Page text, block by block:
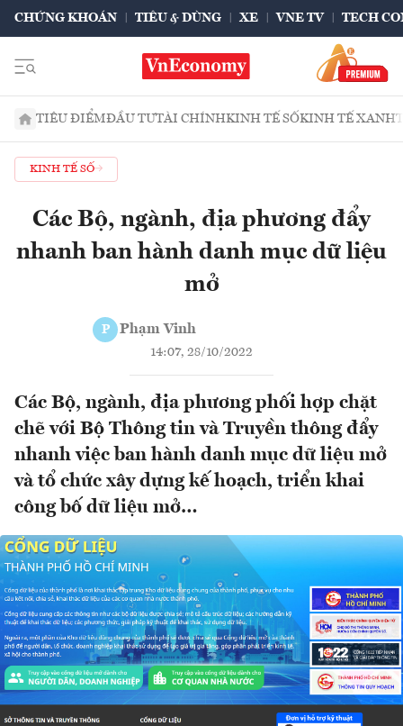
CHỨNG KHOÁN TIÊU & DÙNG XE VNE TV TECH
TIÊU ĐIỂMĐẦU TƯTÀI CHÍNHKINH TẾ SỐKINH TẾ XANH
KINH TẾ SỐ
Các Bộ, ngành, địa phương đẩy
nhanh ban hành danh mục dữ liệu
mở
P Phạm Vinh
14:07, 28/10/2022
Các Bộ, ngành, địa phương phối hợp chặt
chẽ với Bộ Thông tin và Truyền thông đẩy
nhanh việc ban hành danh mục dữ liệu mở
và tổ chức xây dựng kế hoạch, triển khai
công bố dữ liệu mở…